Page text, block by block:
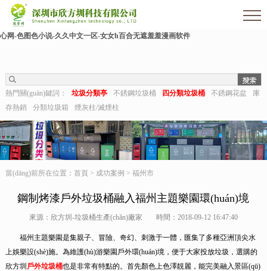
欧美伊人-麻豆精品一区二区三区-欧美日b视频-阿v天堂网-中文字幕第六页-狠狠干干-
国产h在线观看-国产嫩草视频-日日夜夜拍-亚洲第一视频网-毛片在线网站-五月婷婷开
心网-色图色小说-久久中文一区-女女h百合无遮羞羞漫画软件
熱門關(guān)鍵詞： 垃圾分類亭 不銹鋼垃圾桶 四分類垃圾桶 不銹鋼花盆
庫
存熱銷
分類垃圾箱 煙灰柱/滅煙柱
當(dāng)前所在位置： 首頁> 成功案例 > 福州市
鋼制烤漆戶外垃圾桶融入福州主題樂園環(huán)境
來源：欣方圳-垃圾桶生產(chǎn)廠家 時間：2018-09-12 16:47:40
福州主題樂園是集親子、冒險、奇幻、刺激于一體，匯集了多種亞洲頂尖水
上娛樂設(shè)施。為維護(hù)游樂園戶外環(huán)境，便于大家投放垃圾，選購的
欣方圳 戶外垃圾桶也是非常有特點的。首先顏色上色澤靚麗，能完美融入景區(qū)